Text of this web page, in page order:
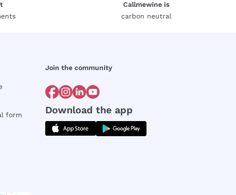
Callmewine is
carbon neutral
form
Join the community
Download the app